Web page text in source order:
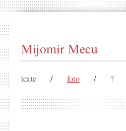
Mijomir Mecu
texte / foto / ?